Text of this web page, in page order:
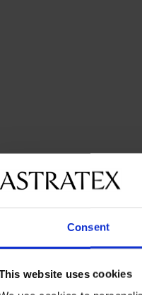
Consent
website uses cookies